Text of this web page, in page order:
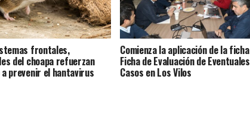
frontales,
del choapa refuerzan
a prevenir el hantavirus
Comienza la aplicación de la ficha
Ficha de Evaluación de Eventuales
Casos en Los Vilos